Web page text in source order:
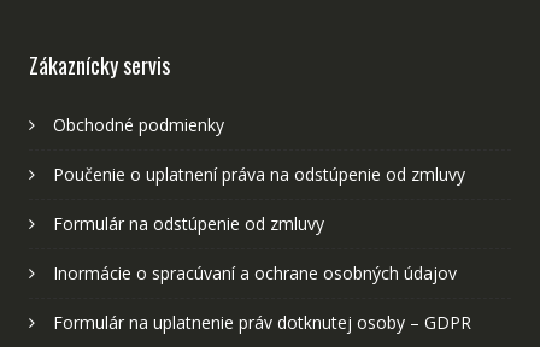
Zákaznícky servis
Obchodné podmienky
Poučenie o uplatnení práva na odstúpenie od zmluvy
Formulár na odstúpenie od zmluvy
Inormácie o spracúvaní a ochrane osobných údajov
Formulár na uplatnenie práv dotknutej osoby – GDPR